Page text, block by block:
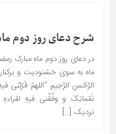
شرح دعای روز دوم
در دعای روز دوم ماه مبارک
ماه به سوی خشنودیت و
الرَّحْمنِ الرَّحِیمِ‏ “اللهمّ
نَقماتِکَ و وفّقْنی فیهِ
نزدیک […]